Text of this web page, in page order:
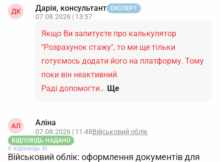
ДК Дарія, консультант ЕКСПЕРТ
07.08.2026 | 13:57
Якщо Ви запитуєте про калькулятор
"Розрахунок стажу", то ми ще тільки
готуємось додати його на платформу. Тому
поки він неактивний.
Раді допомогти… Ще
АЛ Аліна
07.08.2026 | 11:48Військовий облік
ВІДПОВІДЬ НАДАНО
Є відповідь АІ
Військовий облік: оформлення документів для